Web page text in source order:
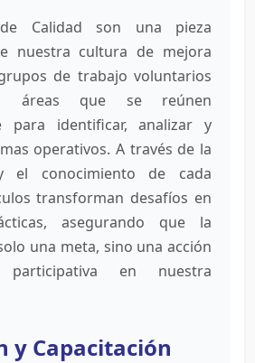
Calidad son una pieza
nuestra cultura de mejora
de trabajo voluntarios
áreas que se reúnen
para identificar, analizar y
operativos. A través de la
el conocimiento de cada
transforman desafíos en
asegurando que la
una meta, sino una acción
en nuestra
y Capacitación